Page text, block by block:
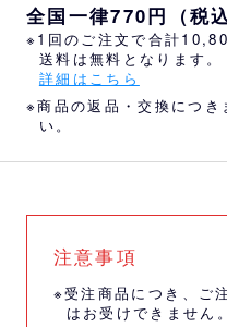
全国一律770円（税込
※1回のご注文で合計
送料は無料となります。
詳細はこちら
※商品の返品・交換につき
い。
注意事項
※受注商品につき、ご
はお受けできません。